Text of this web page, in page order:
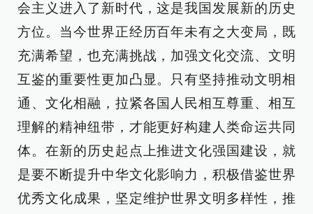
会主义进入了新时代，这是我国发展新的历史
方位。当今世界正经历百年未有之大变局，既
充满希望，也充满挑战，加强文化交流、文明
互鉴的重要性更加凸显。只有坚持推动文明相
通、文化相融，拉紧各国人民相互尊重、相互
理解的精神纽带，才能更好构建人类命运共同
体。在新的历史起点上推进文化强国建设，就
是要不断提升中华文化影响力，积极借鉴世界
优秀文化成果，坚定维护世界文明多样性，推